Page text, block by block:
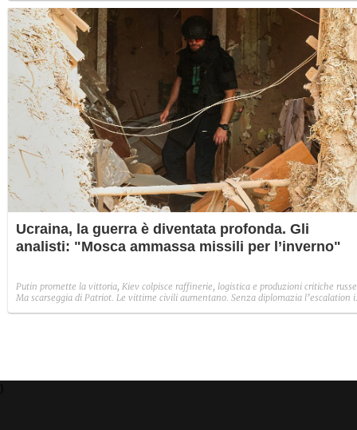
"puramente difensivo", per tutelarsi da eventuali attacchi missilistici.
Ucraina, la guerra è diventata profonda. Gli
analisti: "Mosca ammassa missili per l’inverno"
Putin promette la vittoria, Kiev colpisce raffinerie, logistica e produzioni critiche
Ma scarseggia di Patriot. Le vittime civili aumentano. Senza diplomazia l’escalation